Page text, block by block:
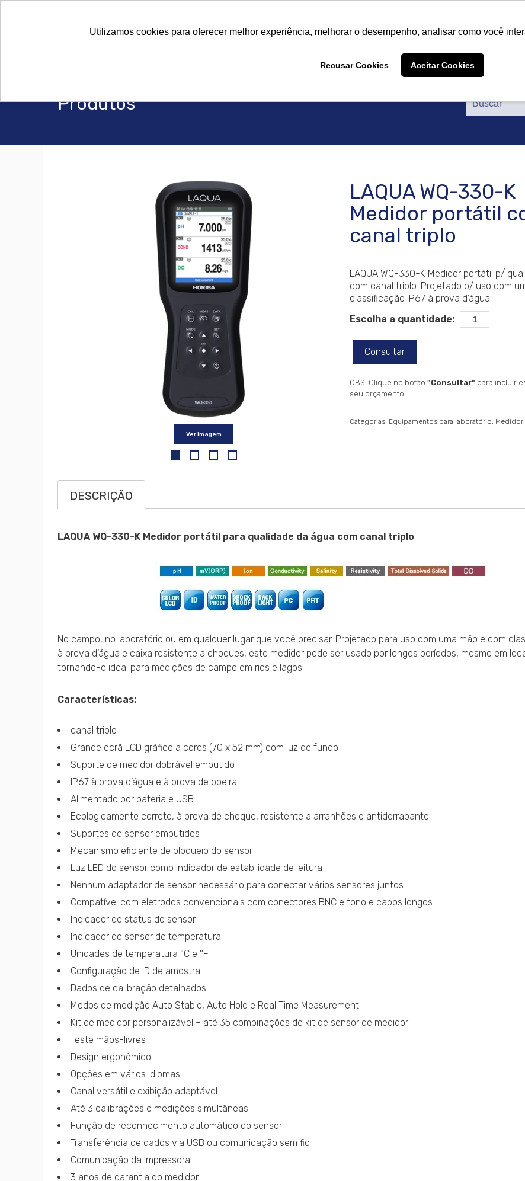
Utilizamos cookies para oferecer melhor experiência, melhorar o desempenho, analisar como você
Recusar Cookies Aceitar Cookies
Sobre nós
Produtos Fornecedores Catálogos
Produtos
Ver imagem
LAQUA WQ-330-K
Medidor portátil
canal triplo
LAQUA WQ-330-K Medidor portátil p/
com canal triplo. Projetado p/ uso com
classificação IP67 à prova d’água.
Escolha a quantidade:
Consultar
OBS: Clique no botão"Consultar" para incluir
seu orçamento.
Categorias: Equipamentos para laboratório Medidor
DESCRIÇÃO
LAQUA WQ-330-K Medidor portátil para qualidade da água com canal triplo
No campo, no laboratório ou em qualquer lugar que você precisar. Projetado para uso com uma mão e com
à prova d’água e caixa resistente a choques, este medidor pode ser usado por longos períodos, mesmo em
tornando-o ideal para medições de campo em rios e lagos.
Características:
canal triplo
Grande ecrã LCD gráfico a cores (70 x 52 mm) com luz de fundo
Suporte de medidor dobrável embutido
IP67 à prova d’água e à prova de poeira
Alimentado por bateria e USB
Ecologicamente correto, à prova de choque, resistente a arranhões e antiderrapante
Suportes de sensor embutidos
Mecanismo eficiente de bloqueio do sensor
Luz LED do sensor como indicador de estabilidade de leitura
Nenhum adaptador de sensor necessário para conectar vários sensores juntos
Compatível com eletrodos convencionais com conectores BNC e fono e cabos longos
Indicador de status do sensor
Indicador do sensor de temperatura
Unidades de temperatura °C e °F
Configuração de ID de amostra
Dados de calibração detalhados
Modos de medição Auto Stable, Auto Hold e Real Time Measurement
Kit de medidor personalizável – até 35 combinações de kit de sensor de medidor
Teste mãos-livres
Design ergonômico
Opções em vários idiomas
Canal versátil e exibição adaptável
Até 3 calibrações e medições simultâneas
Função de reconhecimento automático do sensor
Transferência de dados via USB ou comunicação sem fio
Comunicação da impressora
3 anos de garantia do medidor